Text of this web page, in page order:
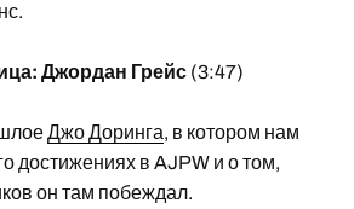
Джордан Грейс(3:47)
Джо Доринга, в котором нам
достижениях в AJPW и о том,
он там побеждал.